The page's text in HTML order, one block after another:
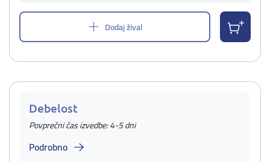
Dodaj žival
Debelost
Povprečni čas izvedbe: 4-5 dni
Podrobno